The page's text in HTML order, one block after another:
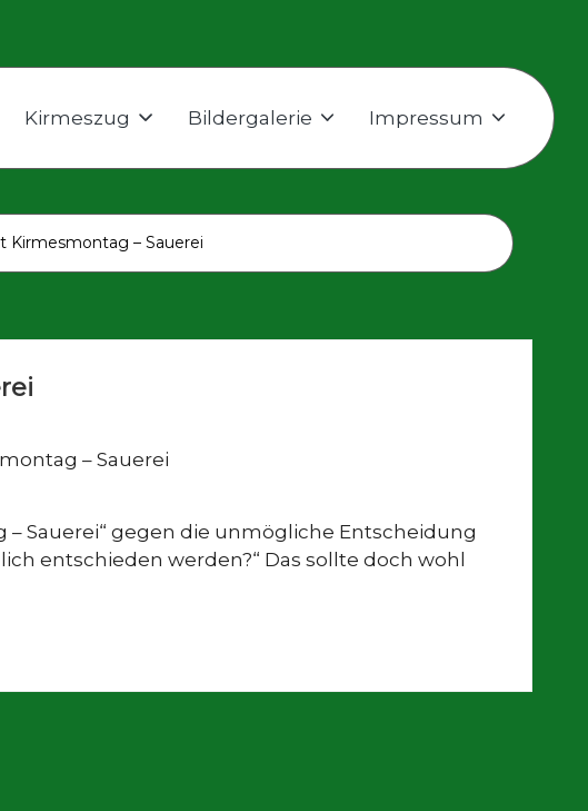
Kirmeszug Bildergalerie Impressum
Kirmesmontag – Sauerei
Sauerei“ gegen die unmögliche Entscheidung
entschieden werden?“ Das sollte doch wohl